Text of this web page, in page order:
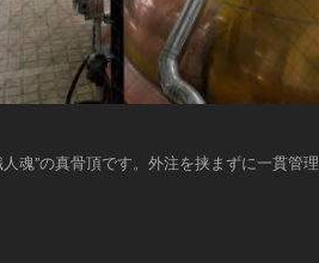
魂”の真骨頂です。外注を挟まずに一貫管